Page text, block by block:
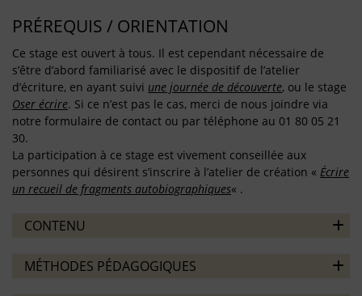
PRÉREQUIS / ORIENTATION
Ce stage est ouvert à tous. Il est cependant nécessaire de
s’être d’abord familiarisé avec le dispositif de l’atelier
d’écriture, en ayant suivi une journée de découverte, ou le stage
Oser écrire. Si ce n’est pas le cas, merci de nous joindre via
notre formulaire de contact ou par téléphone au 01 80 05 21
30.
La participation à ce stage est vivement conseillée aux
personnes qui désirent s’inscrire à l’atelier de création « Écrire
un recueil de fragments autobiographiques« .
CONTENU
MÉTHODES PÉDAGOGIQUES